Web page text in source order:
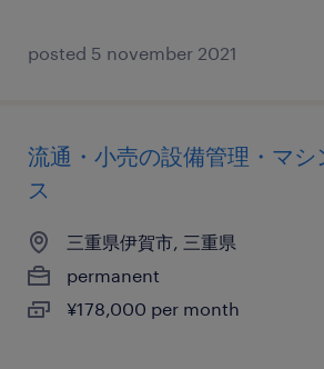
posted 5 november 2021
流通・小売の設備管理・マシ
ス
三重県伊賀市, 三重県
permanent
¥178,000 per month